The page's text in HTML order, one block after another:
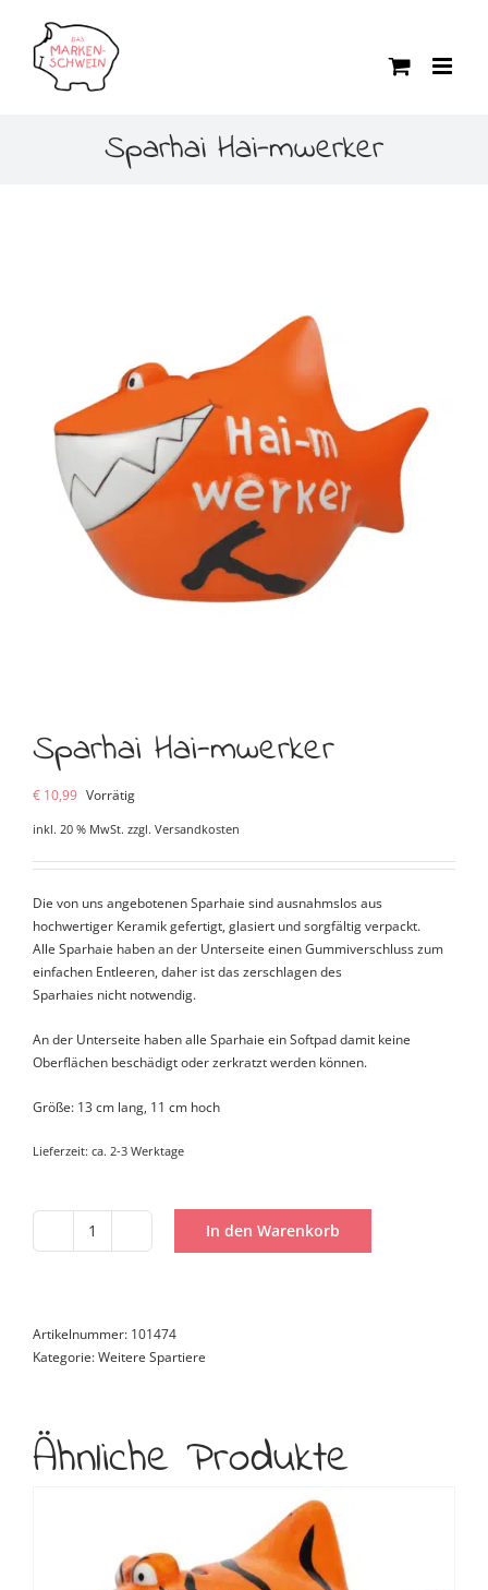
springen
Sparhai Hai-mwerker
Sparhai Hai-mwerker
€ 10,99 Vorrätig
inkl. 20 % MwSt. zzgl. Versandkosten
Die von uns angebotenen Sparhaie sind ausnahmslos aus
hochwertiger Keramik gefertigt, glasiert und sorgfältig verpackt.
Alle Sparhaie haben an der Unterseite einen Gummiverschluss zum
einfachen Entleeren, daher ist das zerschlagen des
Sparhaies nicht notwendig.
An der Unterseite haben alle Sparhaie ein Softpad damit keine
Oberflächen beschädigt oder zerkratzt werden können.
Größe: 13 cm lang, 11 cm hoch
Lieferzeit: ca. 2-3 Werktage
Sparhai
In den Warenkorb
Artikelnummer: 101474
Kategorie:Weitere Spartiere
Ähnliche Produkte